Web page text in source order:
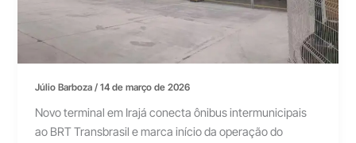
Júlio Barboza/14 de março de 2026
Novo terminal em Irajá conecta ônibus intermunicipais
ao BRT Transbrasil e marca início da operação do